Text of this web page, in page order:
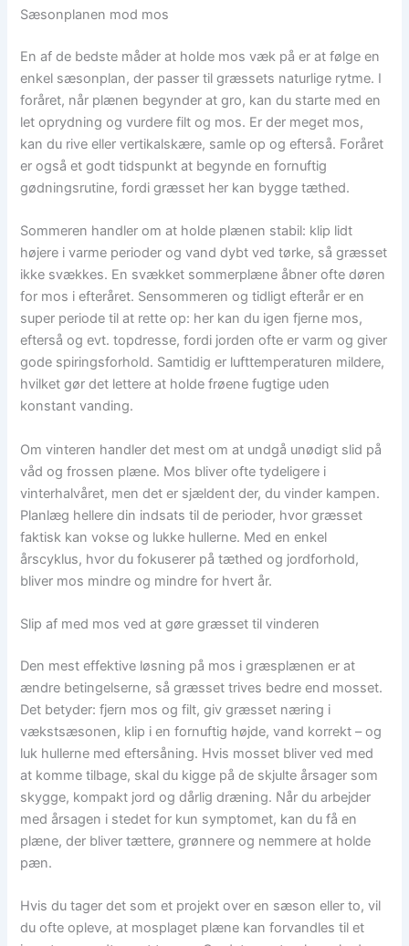
Sæsonplanen mod mos
En af de bedste måder at holde mos væk på er at følge en
enkel sæsonplan, der passer til græssets naturlige rytme. I
foråret, når plænen begynder at gro, kan du starte med en
let oprydning og vurdere filt og mos. Er der meget mos,
kan du rive eller vertikalskære, samle op og efterså. Foråret
er også et godt tidspunkt at begynde en fornuftig
gødningsrutine, fordi græsset her kan bygge tæthed.
Sommeren handler om at holde plænen stabil: klip lidt
højere i varme perioder og vand dybt ved tørke, så græsset
ikke svækkes. En svækket sommerplæne åbner ofte døren
for mos i efteråret. Sensommeren og tidligt efterår er en
super periode til at rette op: her kan du igen fjerne mos,
efterså og evt. topdresse, fordi jorden ofte er varm og giver
gode spiringsforhold. Samtidig er lufttemperaturen mildere,
hvilket gør det lettere at holde frøene fugtige uden
konstant vanding.
Om vinteren handler det mest om at undgå unødigt slid på
våd og frossen plæne. Mos bliver ofte tydeligere i
vinterhalvåret, men det er sjældent der, du vinder kampen.
Planlæg hellere din indsats til de perioder, hvor græsset
faktisk kan vokse og lukke hullerne. Med en enkel
årscyklus, hvor du fokuserer på tæthed og jordforhold,
bliver mos mindre og mindre for hvert år.
Slip af med mos ved at gøre græsset til vinderen
Den mest effektive løsning på mos i græsplænen er at
ændre betingelserne, så græsset trives bedre end mosset.
Det betyder: fjern mos og filt, giv græsset næring i
vækstsæsonen, klip i en fornuftig højde, vand korrekt – og
luk hullerne med eftersåning. Hvis mosset bliver ved med
at komme tilbage, skal du kigge på de skjulte årsager som
skygge, kompakt jord og dårlig dræning. Når du arbejder
med årsagen i stedet for kun symptomet, kan du få en
plæne, der bliver tættere, grønnere og nemmere at holde
pæn.
Hvis du tager det som et projekt over en sæson eller to, vil
du ofte opleve, at mosplaget plæne kan forvandles til et